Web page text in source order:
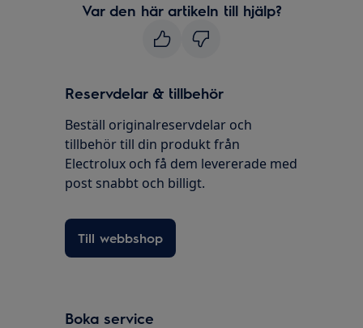
Var den här artikeln till hjälp?
Reservdelar & tillbehör
Beställ originalreservdelar och
tillbehör till din produkt från
Electrolux och få dem levererade med
post snabbt och billigt.
Till webbshop
Boka service